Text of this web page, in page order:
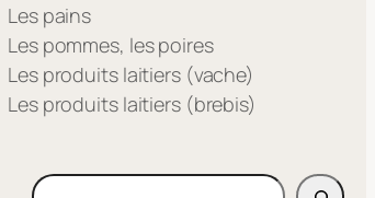
Les pains
Les pommes, les poires
Les produits laitiers (vache)
Les produits laitiers (brebis)
Rechercher